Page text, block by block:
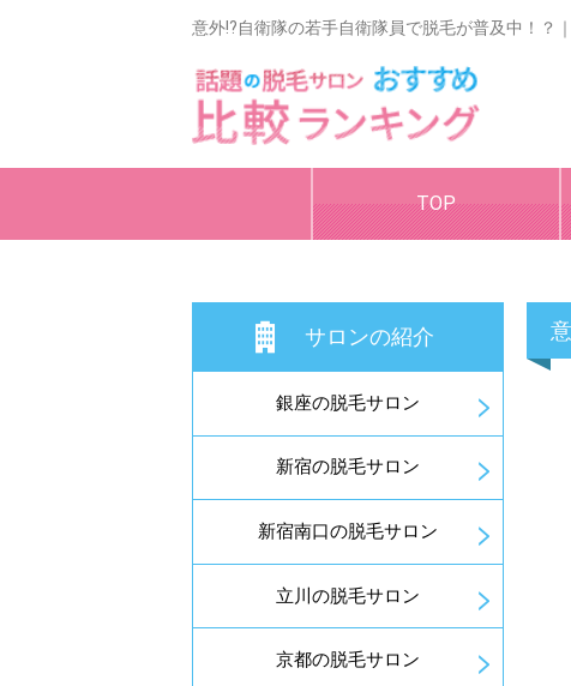
意外!?自衛隊の若手自衛隊員で脱毛が普及中！？
TOP
サロンの紹介
銀座の脱毛サロン
新宿の脱毛サロン
新宿南口の脱毛サロン
立川の脱毛サロン
京都の脱毛サロン